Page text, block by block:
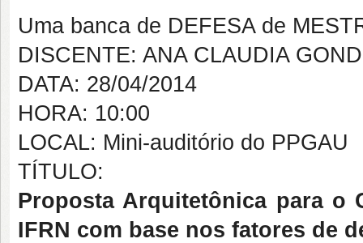
Uma banca de DEFESA de
DISCENTE: ANA CLAUDIA
DATA: 28/04/2014
HORA: 10:00
LOCAL: Mini-auditório do PPGAU
TÍTULO:
Proposta Arquitetônica para o
IFRN com base nos fatores de